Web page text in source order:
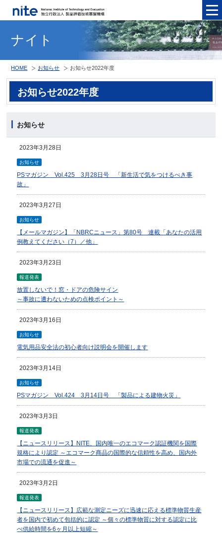
ナイト
HOME お知らせ お知らせ2022年度
お知らせ2022年度
お知らせ
2023年3月28日
お知らせ
PSマガジン Vol.425 3月28日号 「新生活で気をつけるべき事
故」
2023年3月27日
お知らせ
【メールマガジン】「NBRCニュース」第80号 連載「あなたの活用
例教えてください（7）／他」
2023年3月23日
報道発表
放置しないで！窓・ドアの危険サイン
～事故に遭わないための点検ポイント～
2023年3月16日
お知らせ
電気用品安全法の初心者向け説明会を開催します
2023年3月14日
お知らせ
PSマガジン Vol.424 3月14日号 「製品による建物火災」
2023年3月3日
報道発表
【ニュースリリース】NITE、国内唯一のエコマーク認証機関を国際
規格により認定 ～エコマーク商品の国際的な信頼性を高め、国内外
市場での流通を促進～
2023年3月2日
報道発表
【ニュースリリース】広範な測定ニーズに迅速に応える標準物質生産
者を国内で初めて包括的に認定 ～個々の標準物質に対する認定に比
べ供給時間を6ヶ月以上短縮～